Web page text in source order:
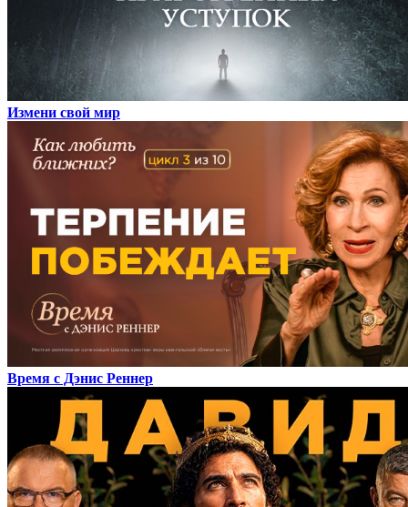
Измени свой мир
Время с Дэнис Реннер